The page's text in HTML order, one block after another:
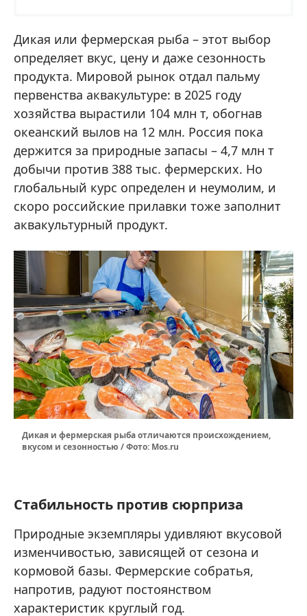
Дикая или фермерская рыба – этот выбор
определяет вкус, цену и даже сезонность
продукта. Мировой рынок отдал пальму
первенства аквакультуре: в 2025 году
хозяйства вырастили 104 млн т, обогнав
океанский вылов на 12 млн. Россия пока
держится за природные запасы – 4,7 млн т
добычи против 388 тыс. фермерских. Но
глобальный курс определен и неумолим, и
скоро российские прилавки тоже заполнит
аквакультурный продукт.
Дикая и фермерская рыба отличаются происхождением,
вкусом и сезонностью / Фото: Mos.ru
Стабильность против сюрприза
Природные экземпляры удивляют вкусовой
изменчивостью, зависящей от сезона и
кормовой базы. Фермерские собратья,
напротив, радуют постоянством
характеристик круглый год.